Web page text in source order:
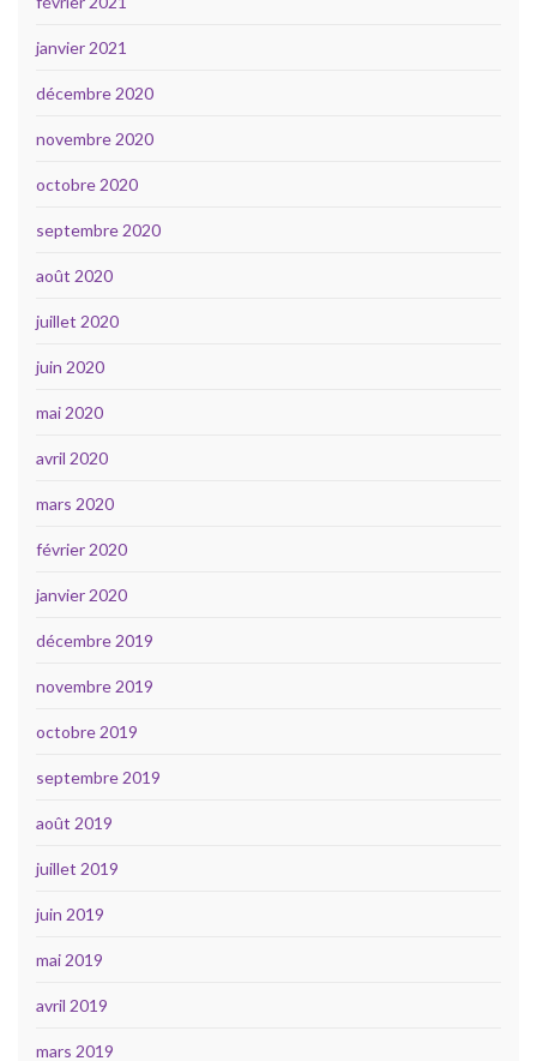
janvier 2021
décembre 2020
novembre 2020
octobre 2020
septembre 2020
août 2020
juillet 2020
juin 2020
mai 2020
avril 2020
mars 2020
février 2020
janvier 2020
décembre 2019
novembre 2019
octobre 2019
septembre 2019
août 2019
juillet 2019
juin 2019
mai 2019
avril 2019
mars 2019